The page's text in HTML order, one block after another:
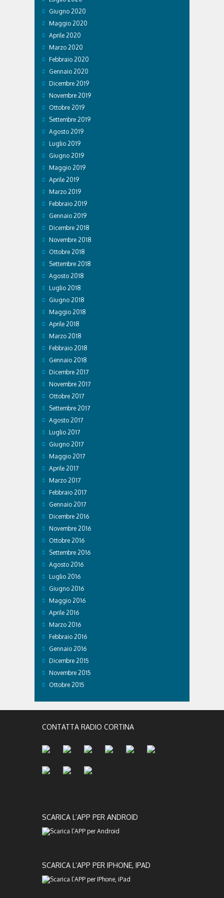
Giugno 2020
Maggio 2020
Aprile 2020
Marzo 2020
Febbraio 2020
Gennaio 2020
Dicembre 2019
Novembre 2019
Ottobre 2019
Settembre 2019
Agosto 2019
Luglio 2019
Giugno 2019
Maggio 2019
Aprile 2019
Marzo 2019
Febbraio 2019
Gennaio 2019
Dicembre 2018
Novembre 2018
Ottobre 2018
Settembre 2018
Agosto 2018
Luglio 2018
Giugno 2018
Maggio 2018
Aprile 2018
Marzo 2018
Febbraio 2018
Gennaio 2018
Dicembre 2017
Novembre 2017
Ottobre 2017
Settembre 2017
Agosto 2017
Luglio 2017
Giugno 2017
Maggio 2017
Aprile 2017
Marzo 2017
Febbraio 2017
Gennaio 2017
Dicembre 2016
Novembre 2016
Ottobre 2016
Settembre 2016
Agosto 2016
Luglio 2016
Giugno 2016
Maggio 2016
Aprile 2016
Marzo 2016
Febbraio 2016
Gennaio 2016
Dicembre 2015
Novembre 2015
Ottobre 2015
CONTATTA RADIO CORTINA
SCARICA L’APP PER ANDROID
SCARICA L’APP PER IPHONE, IPAD